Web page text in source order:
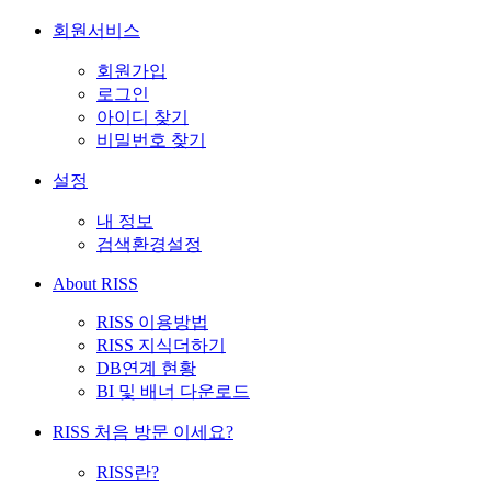
회원서비스
회원가입
로그인
아이디 찾기
비밀번호 찾기
설정
내 정보
검색환경설정
About RISS
RISS 이용방법
RISS 지식더하기
DB연계 현황
BI 및 배너 다운로드
RISS 처음 방문 이세요?
RISS란?